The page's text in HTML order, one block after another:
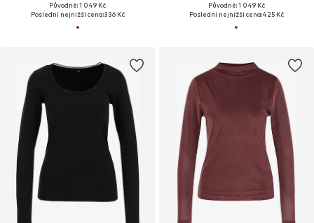
Původně: 1 049 Kč
Poslední nejnižší cena:336 Kč
Původně: 1 049 Kč
Poslední nejnižší cena:425 Kč